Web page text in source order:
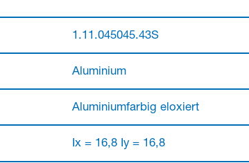
1.11.045045.43S
Aluminium
Aluminiumfarbig eloxiert
Ix = 16,8 Iy = 16,8